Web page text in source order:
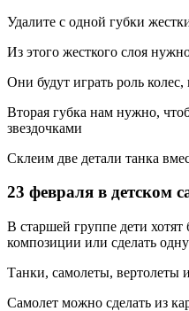
Удалите с одной губки
Из этого жесткого слоя
Они будут играть роль
Вторая губка нам нужно,
звездочками
Склеим две детали танка
23 февраля в детском
В старшей группе дети
композиции или сделать
Танки, самолеты, вертолеты
Самолет можно сделать из